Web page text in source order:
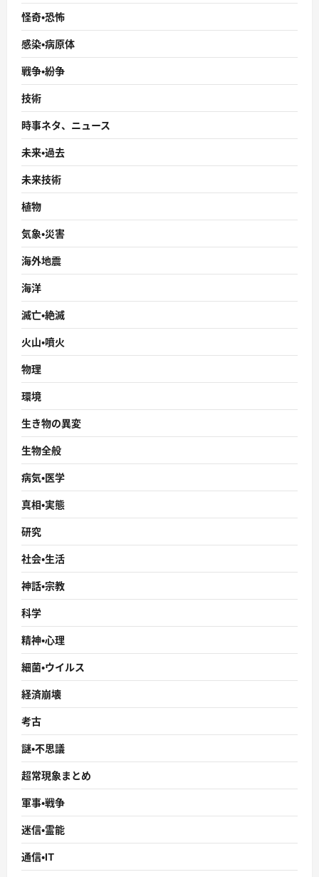
怪奇・恐怖
感染・病原体
戦争・紛争
技術
時事ネタ、ニュース
未来・過去
未来技術
植物
気象・災害
海外地震
海洋
滅亡・絶滅
火山・噴火
物理
環境
生き物の異変
生物全般
病気・医学
真相・実態
研究
社会・生活
神話・宗教
科学
精神・心理
細菌・ウイルス
経済崩壊
考古
謎・不思議
超常現象まとめ
軍事・戦争
迷信・霊能
通信・IT